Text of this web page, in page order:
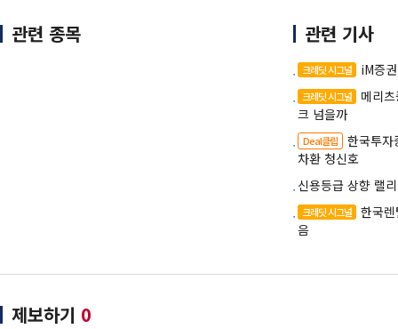
관련 종목 관련 기사
크레딧 시그널 iM증
크레딧 시그널
메리
크 넘을까
Deal클립
한국투
차환 청신호
신용등급 상향 랠
크레딧 시그널
한국
음
제보하기 0